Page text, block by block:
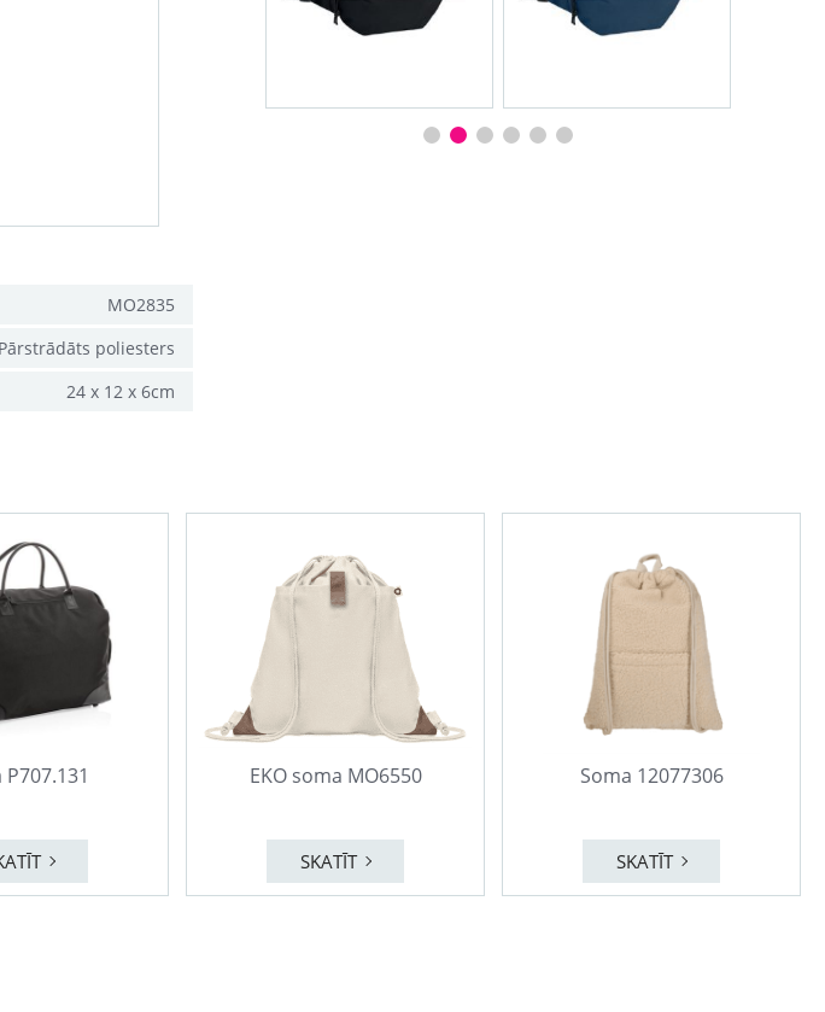
MO2835
Pārstrādāts poliesters
24 x 12 x 6cm
P707.131 EKO soma MO6550
SKATĪT
Soma 12077306
SKATĪT